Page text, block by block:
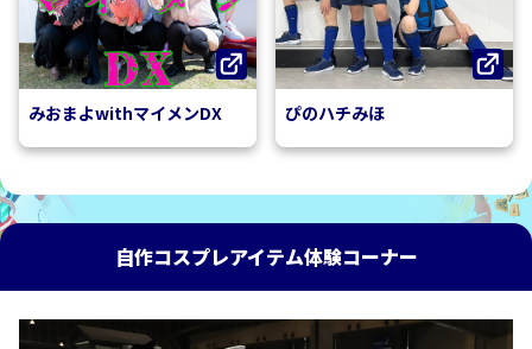
みおまよwithマイメンDX ぴのハチみほ
自作コスプレアイテム体験コーナー